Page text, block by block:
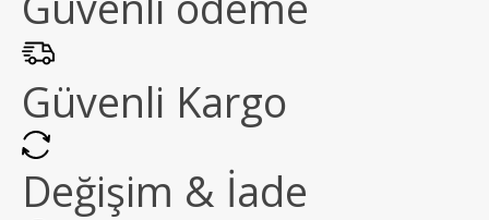
Güvenli Kargo
Değişim & İade